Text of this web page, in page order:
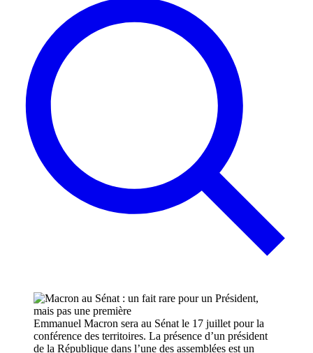
Emmanuel Macron sera au Sénat le 17 juillet pour la
conférence des territoires. La présence d’un président
de la République dans l’une des assemblées est un